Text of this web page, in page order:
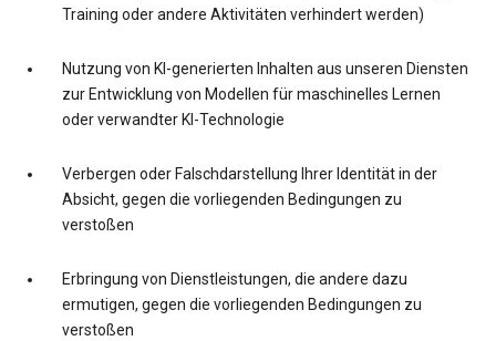
Training oder andere Aktivitäten verhindert werden)
Nutzung von KI-generierten Inhalten aus unseren Diensten
zur Entwicklung von Modellen für maschinelles Lernen
oder verwandter KI-Technologie
Verbergen oder Falschdarstellung Ihrer Identität in der
Absicht, gegen die vorliegenden Bedingungen zu
verstoßen
Erbringung von Dienstleistungen, die andere dazu
ermutigen, gegen die vorliegenden Bedingungen zu
verstoßen